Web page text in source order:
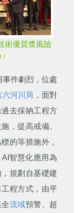
術優質獎風險
事件劇烈，位處
六河川局 ，面對
去採納工程方
，提高戒備、
的等措施外，
智慧化應用為
規劃自基礎建
程方式，由平
流域預警、超